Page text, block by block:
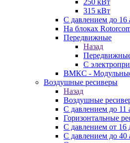
250 кВт
315 кВт
С давлением до 16
На блоках
Передвижные
Назад
С
ВМКС - Модульные
Воздушные ресиверы
Назад
Воздушные
С давлением до 11
Горизонтальные
С давлением от 16
С давлением до 40